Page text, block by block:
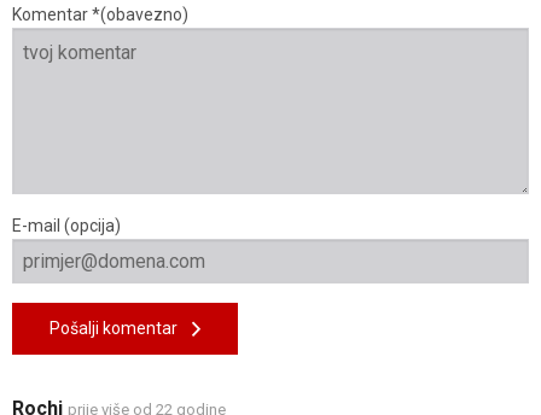
Komentar *(obavezno)
E-mail (opcija)
Pošalji komentar
Rochi prije više od 22 godine